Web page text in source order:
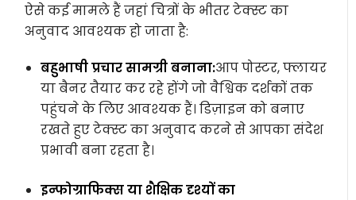
ऐसे कई मामले हैं जहां चित्रों के भीतर टेक्स्ट का
अनुवाद आवश्यक हो जाता है:
बहुभाषी प्रचार सामग्री बनाना:आप पोस्टर, फ्लायर
या बैनर तैयार कर रहे होंगे जो वैश्विक दर्शकों तक
पहुंचने के लिए आवश्यक हैं। डिज़ाइन को बनाए
रखते हुए टेक्स्ट का अनुवाद करने से आपका संदेश
प्रभावी बना रहता है।
इन्फोग्राफिक्स या शैक्षिक दृश्यों का